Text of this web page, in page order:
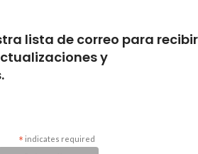
lista de correo para recibir
y
* indicates required